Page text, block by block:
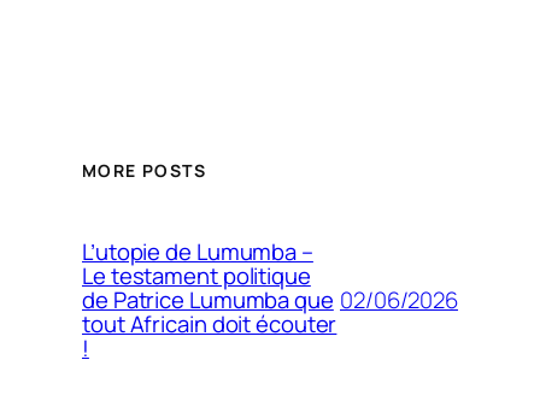
MORE POSTS
L’utopie de Lumumba –
Le testament politique
de Patrice Lumumba que
tout Africain doit écouter
!
02/06/2026